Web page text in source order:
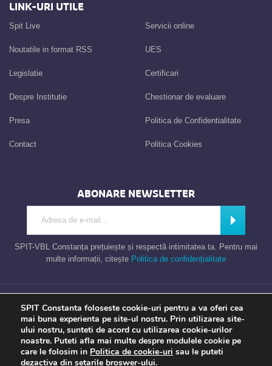
LINK-URI UTILE
Spit Live
Noutatile in format RSS
Legislatie
Despre Institutie
Presa
Contact
Servicii online
UES
Certificari
Chestionar de evaluare
Politica de Confidentialitate
Politica Cookies
ABONARE NEWSLETTER
SPIT-VBL Constanța prețuiește și respectă intimitatea ta. Pentru mai
multe informații, citește Politica de confidențialitate
Taxe Constanta
TU contezi Opinia ta Apel gratuit Newsletter
SPIT Constanta foloseste cookie-uri pentru a va oferi cea
mai buna experienta pe site-ul nostru. Prin utilizarea site-
ului nostru, sunteti de acord cu utilizarea cookie-urilor
noastre. Puteti afla mai multe despre modulele cookie pe
care le folosim in Politica de cookie-uri sau le puteti
dezactiva din setarile broswer-ului.